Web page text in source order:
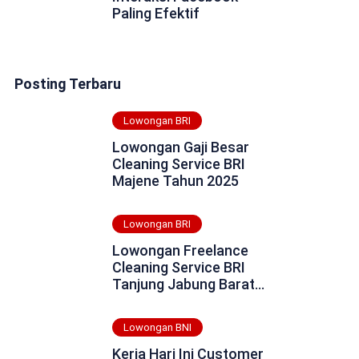
Paling Efektif
Posting Terbaru
Lowongan BRI
Lowongan Gaji Besar
Cleaning Service BRI
Majene Tahun 2025
Lowongan BRI
Lowongan Freelance
Cleaning Service BRI
Tanjung Jabung Barat
Lowongan BNI
Kerja Hari Ini Customer